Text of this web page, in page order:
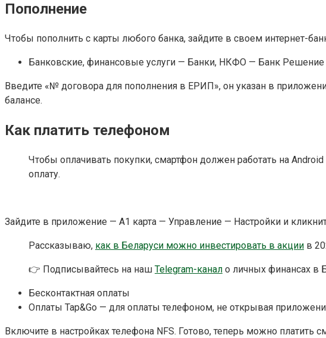
Пополнение
Чтобы пополнить с карты любого банка, зайдите в своем интернет-
Банковские, финансовые услуги — Банки, НКФО — Банк
Введите «№ договора для пополнения в ЕРИП», он указан в
балансе.
Как платить телефоном
Чтобы оплачивать покупки, смартфон должен работать на
оплату.
Зайдите в приложение — А1 карта — Управление — Настройки и
Рассказываю, как в Беларуси можно инвестировать в акции в
👉 Подписывайтесь на наш Telegram-канал о личных финансах в
Бесконтактная оплаты
Оплаты Tap&Go — для оплаты телефоном, не открывая
Включите в настройках телефона NFS. Готово, теперь можно